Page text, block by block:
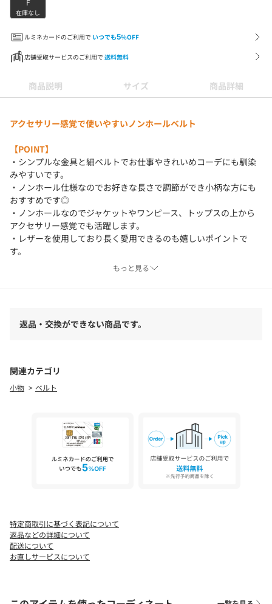
在庫なし
ルミネカードのご利用で いつでも5%OFF
店舗受取サービスのご利用で 送料無料
商品説明 サイズ 商品詳細
アクセサリー感覚で使いやすいノンホールベルト
【POINT】
・シンプルな金具と細ベルトでお仕事やきれいめコーデにも馴染
みやすいです。
・ノンホール仕様なのでお好きな長さで調節ができ小柄な方にも
おすすめです◎
・ノンホールなのでジャケットやワンピース、トップスの上から
アクセサリー感覚でも活躍します。
・レザーを使用しており長く愛用できるのも嬉しいポイントで
す。
【サイズ】
≪返品・交換について≫
・ECサイトでご購入いただいた商品は、お修理を承っておりませ
【気になる商品は「お気に入り」登録を】
ハートマークをクリックし、お好きなカラーを選んでお気に入り
を受け取ることができます。
※撮影場所やお使いのモニター環境により若干お色味が異なる場
合がございます。
もっと見る
返品・交換ができない商品です。
関連カテゴリ
小物 ベルト
特定商取引に基づく表記について
返品などの詳細について
配送について
お直しサービスについて